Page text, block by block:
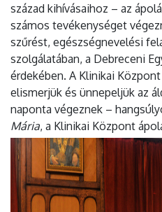
század kihívásaihoz – az
számos tevékenységet
szűrést, egészségnevelési
szolgálatában, a Debreceni
érdekében. A Klinikai
elismerjük és ünnepeljük az
naponta végeznek –
Mária, a Klinikai Központ